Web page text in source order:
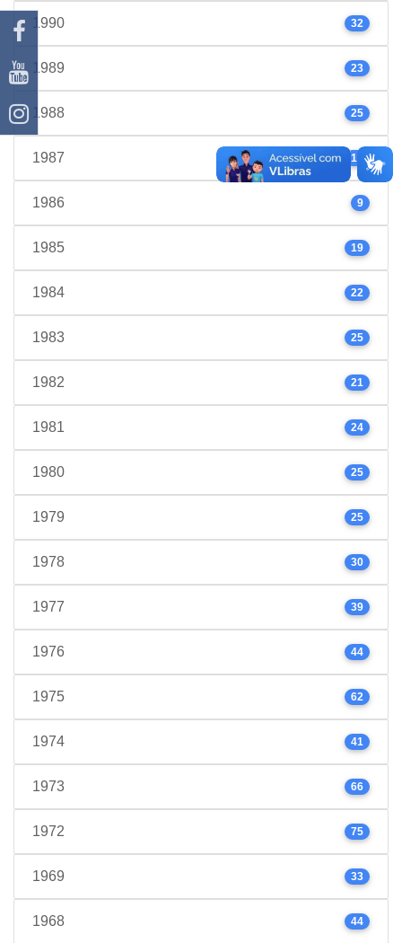
1990 32
1989 23
1988 25
1987 17
1986 9
1985 19
1984 22
1983 25
1982 21
1981 24
1980 25
1979 25
1978 30
1977 39
1976 44
1975 62
1974 41
1973 66
1972 75
1969 33
1968 44